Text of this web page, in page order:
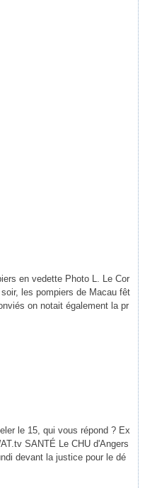
en vedette Photo L. Le Cor
les pompiers de Macau fêt
on notait également la pr
le 15, qui vous répond ? Ex
SANTÉ Le CHU d'Angers
devant la justice pour le dé